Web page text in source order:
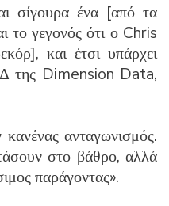
σίγουρα ένα [από τα
το γεγονός ότι ο Chris
και έτσι υπάρχει
της Dimension Data,
κανένας ανταγωνισμός.
στο βάθρο, αλλά
παράγοντας».